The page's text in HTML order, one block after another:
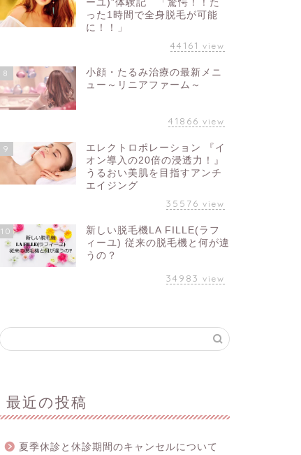
ーユ)”体験記 「驚愕！！た
った1時間で全身脱毛が可能
に！！」
44161 view
8
小顔・たるみ治療の最新メニ
ュー～リニアファーム～
41866 view
9
エレクトロポレーション 『イ
オン導入の20倍の浸透力！』
うるおい美肌を目指すアンチ
エイジング
35576 view
10
新しい脱毛機LA FILLE(ラフ
ィーユ) 従来の脱毛機と何が違
うの？
34983 view
最近の投稿
夏季休診と休診期間のキャンセルについて